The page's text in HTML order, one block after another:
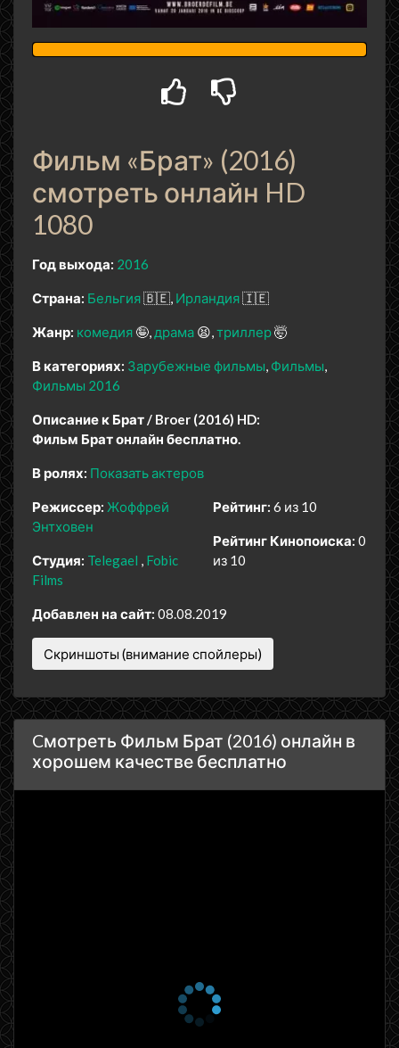
Фильм «Брат» (2016)
смотреть онлайн HD
1080
Год выхода: 2016
Страна: Бельгия🇧🇪 Ирландия🇮🇪
Жанр: комедия 🤪 драма 😫 триллер🤯
В категориях: Зарубежные фильмы Фильмы
Фильмы 2016
Описание к Брат / Broer (2016) HD:
Фильм Брат онлайн бесплатно.
В ролях: Показать актеров
Режиссер: Жоффрей
Энтховен
Студия: Telegael
Fobic
Films
Рейтинг: 6 из 10
Рейтинг Кинопоиска: 0
из 10
Добавлен на сайт: 08.08.2019
Скриншоты (внимание спойлеры)
Cмотреть Фильм Брат (2016) онлайн в
хорошем качестве бесплатно